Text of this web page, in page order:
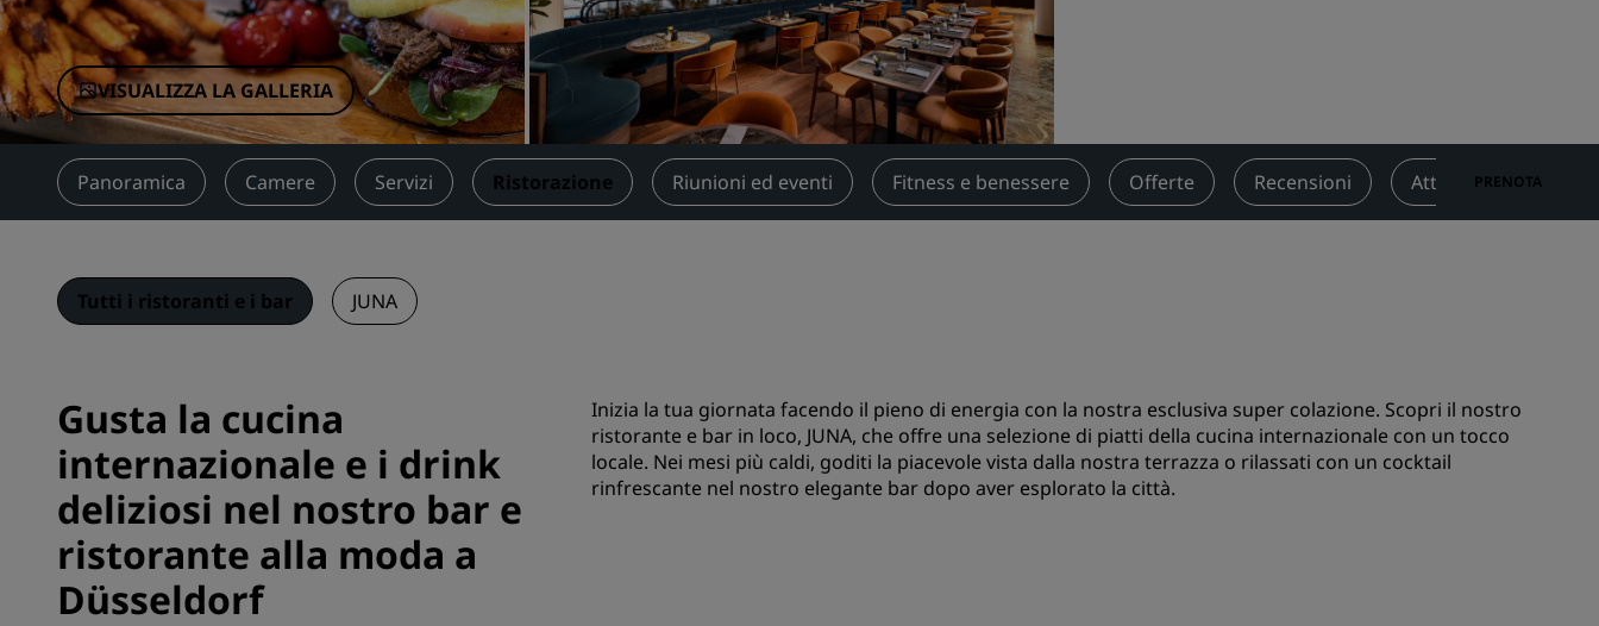
Marchi affiliati in Cina
Prenota uno spazio per riunioni
Richiedi un preventivo
Destinazioni per eventi
Soluzioni di settore
Cerca voli
Servizi digitali
App Radisson Hotels
Viaggiatore d'affari
Hotel nel centro città
Come utilizzare punti
Come guadagnare punti
VISUALIZZA LA GALLERIA
Panoramica Camere Servizi Ristorazione Riunioni ed eventi Fitness e benessere Offerte Recensioni Attrazioni turistiche
PRENOTA
Tutti i ristoranti e i bar JUNA
Gusta la cucina
internazionale e i drink
deliziosi nel nostro bar e
ristorante alla moda a
Düsseldorf
Inizia la tua giornata facendo il pieno di energia con la nostra esclusiva super colazione. Scopri il nostro
ristorante e bar in loco, JUNA, che offre una selezione di piatti della cucina internazionale con un tocco
locale. Nei mesi più caldi, goditi la piacevole vista dalla nostra terrazza o rilassati con un cocktail
rinfrescante nel nostro elegante bar dopo aver esplorato la città.